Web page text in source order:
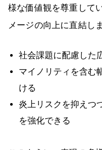
様な価値観を尊重して
メージの向上に直結し
社会課題に配慮した
マイノリティを含む
ける
炎上リスクを抑えつ
を強化できる